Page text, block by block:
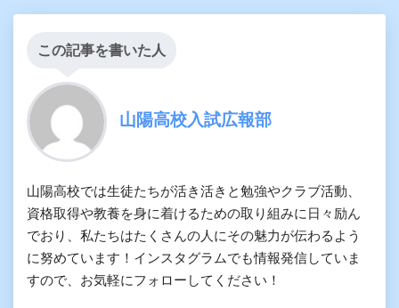
この記事を書いた人
山陽高校入試広報部
山陽高校では生徒たちが活き活きと勉強やクラブ活動、
資格取得や教養を身に着けるための取り組みに日々励ん
でおり、私たちはたくさんの人にその魅力が伝わるよう
に努めています！インスタグラムでも情報発信していま
すので、お気軽にフォローしてください！